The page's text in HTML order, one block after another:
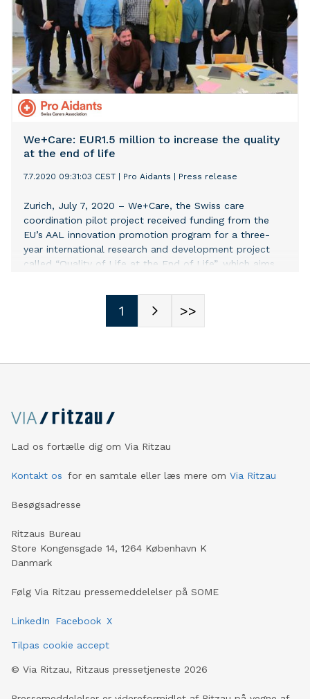
Maritime Museum of Denmark tells the stories of ships
and their cargos as well as the impact of seafaring on
our culture and identity. Most Danes have a striped top
in their wardrobe or an old family photo of a boy in a
sailor suit. The fashion industry has raided the visual
culture of seafaring and has brought maritime
traditions and craftmanship right
We+Care: EUR1.5 million to increase the quality
at the end of life
7.7.2020 09:31:03 CEST Pro Aidants Press release
Zurich, July 7, 2020 – We+Care, the Swiss care
coordination pilot project received funding from the
EU’s AAL innovation promotion program for a three-
year international research and development project
called “Quality of Life at the End of Life”, which aims
end of life, their family caregivers and inter-
professional teams from care providers.
1 >>
Lad os fortælle dig om Via Ritzau
Kontakt os for en samtale eller læs mere om Via Ritzau
Besøgsadresse
Ritzaus Bureau
Store Kongensgade 14, 1264 København K
Danmark
Følg Via Ritzau pressemeddelelser på SOME
LinkedIn Facebook X
Tilpas cookie accept
© Via Ritzau, Ritzaus pressetjeneste 2026